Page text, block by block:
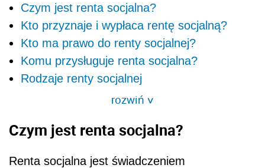
Czym jest renta socjalna?
Kto przyznaje i wypłaca rentę socjalną?
Kto ma prawo do renty socjalnej?
Komu przysługuje renta socjalna?
Rodzaje renty socjalnej
rozwiń>
Czym jest renta socjalna?
Renta socjalna jest świadczeniem